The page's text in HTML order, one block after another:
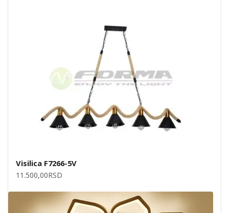
Visilica F7266-5V
11.500,00RSD